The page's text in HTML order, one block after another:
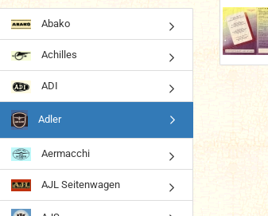
Abako
Achilles
ADI
Adler
Aermacchi
AJL Seitenwagen